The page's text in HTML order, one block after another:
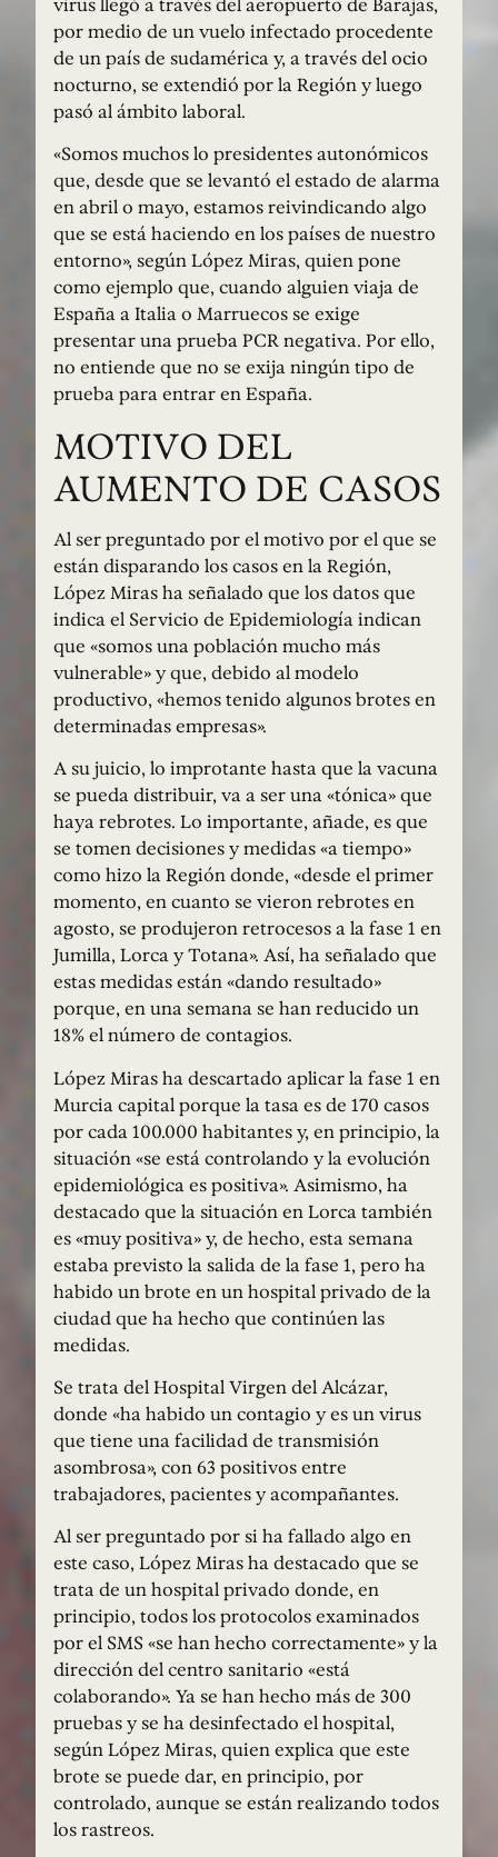
por medio de un vuelo infectado procedente
de un país de sudamérica y, a través del ocio
nocturno, se extendió por la Región y luego
pasó al ámbito laboral.
«Somos muchos lo presidentes autonómicos
que, desde que se levantó el estado de alarma
en abril o mayo, estamos reivindicando algo
que se está haciendo en los países de nuestro
entorno», según López Miras, quien pone
como ejemplo que, cuando alguien viaja de
España a Italia o Marruecos se exige
presentar una prueba PCR negativa. Por ello,
no entiende que no se exija ningún tipo de
prueba para entrar en España.
MOTIVO DEL
AUMENTO DE CASOS
Al ser preguntado por el motivo por el que se
están disparando los casos en la Región,
López Miras ha señalado que los datos que
indica el Servicio de Epidemiología indican
que «somos una población mucho más
vulnerable» y que, debido al modelo
productivo, «hemos tenido algunos brotes en
determinadas empresas».
A su juicio, lo improtante hasta que la vacuna
se pueda distribuir, va a ser una «tónica» que
haya rebrotes. Lo importante, añade, es que
se tomen decisiones y medidas «a tiempo»
como hizo la Región donde, «desde el primer
momento, en cuanto se vieron rebrotes en
agosto, se produjeron retrocesos a la fase 1 en
Jumilla, Lorca y Totana». Así, ha señalado que
estas medidas están «dando resultado»
porque, en una semana se han reducido un
18% el número de contagios.
López Miras ha descartado aplicar la fase 1 en
Murcia capital porque la tasa es de 170 casos
por cada 100.000 habitantes y, en principio, la
situación «se está controlando y la evolución
epidemiológica es positiva». Asimismo, ha
destacado que la situación en Lorca también
es «muy positiva» y, de hecho, esta semana
estaba previsto la salida de la fase 1, pero ha
habido un brote en un hospital privado de la
ciudad que ha hecho que continúen las
medidas.
Se trata del Hospital Virgen del Alcázar,
donde «ha habido un contagio y es un virus
que tiene una facilidad de transmisión
asombrosa», con 63 positivos entre
trabajadores, pacientes y acompañantes.
Al ser preguntado por si ha fallado algo en
este caso, López Miras ha destacado que se
trata de un hospital privado donde, en
principio, todos los protocolos examinados
por el SMS «se han hecho correctamente» y la
dirección del centro sanitario «está
colaborando». Ya se han hecho más de 300
pruebas y se ha desinfectado el hospital,
según López Miras, quien explica que este
brote se puede dar, en principio, por
controlado, aunque se están realizando todos
los rastreos.